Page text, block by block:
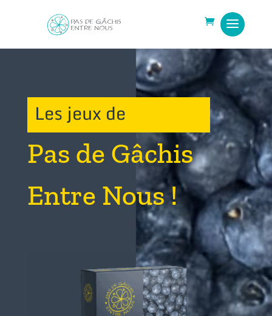
Les jeux de
Pas de Gâchis
Entre Nous !